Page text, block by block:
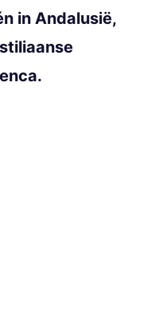
in Andalusië,